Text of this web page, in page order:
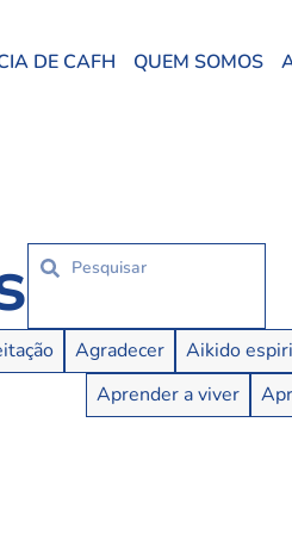
DE CAFH QUEM SOMOS
Agradecer Aikido
Aprender a viver